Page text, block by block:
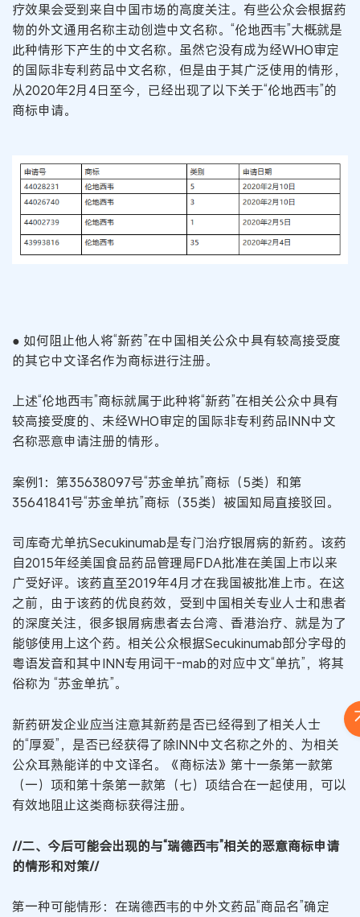
疗效果会受到来自中国市场的高度关注。有些公众会根据药
物的外文通用名称主动创造中文名称。“伦地西韦”大概就是
此种情形下产生的中文名称。虽然它没有成为经WHO审定
的国际非专利药品中文名称，但是由于其广泛使用的情形，
从2020年2月4日至今，已经出现了以下关于“伦地西韦”的
商标申请。
● 如何阻止他人将“新药”在中国相关公众中具有较高接受度
的其它中文译名作为商标进行注册。
上述“伦地西韦”商标就属于此种将“新药”在相关公众中具有
较高接受度的、未经WHO审定的国际非专利药品INN中文
名称恶意申请注册的情形。
案例1：第35638097号“苏金单抗”商标（5类）和第
35641841号“苏金单抗”商标（35类）被国知局直接驳回。
司库奇尤单抗Secukinumab是专门治疗银屑病的新药。该药
自2015年经美国食品药品管理局FDA批准在美国上市以来
广受好评。该药直至2019年4月才在我国被批准上市。在这
之前，由于该药的优良药效，受到中国相关专业人士和患者
的深度关注，很多银屑病患者去台湾、香港治疗、就是为了
能够使用上这个药。相关公众根据Secukinumab部分字母的
粤语发音和其中INN专用词干-mab的对应中文“单抗”，将其
俗称为 “苏金单抗”。
新药研发企业应当注意其新药是否已经得到了相关人士
的“厚爱”，是否已经获得了除INN中文名称之外的、为相关
公众耳熟能详的中文译名。《商标法》第十一条第一款第
（一）项和第十条第一款第（七）项结合在一起使用，可以
有效地阻止这类商标获得注册。
//二、今后可能会出现的与“瑞德西韦”相关的恶意商标申请
的情形和对策//
第一种可能情形：在瑞德西韦的中外文药品“商品名”确定